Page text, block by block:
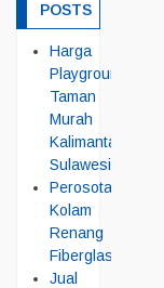
POSTS
Harga
Playground
Taman
Murah
Kalimantan
Sulawesi
Perosotan
Kolam
Renang
Fiberglass
Jual